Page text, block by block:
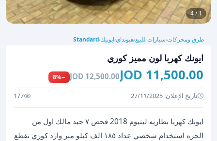
1 / 4
طرق ومحركات›سيارات للبيع›هيونداي›ايونيك›
Standard
ايونك كهربا لون مميز كوري
11,500.00 JOD
12,500.00 JOD
−8%
تاريخ الإعلان: 27/11/2025 177
ايونك كهربا بطاريه ليثيوم 2018 فحص ٧ جيد مالك اول من
الحره استخدام شخصي عداد ١٨٥ الف كيلو متر وارد كوري تقطع